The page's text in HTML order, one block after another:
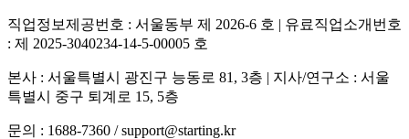
직업정보제공번호 : 서울동부 제 2026-6 호 | 유료직업소개번호
: 제 2025-3040234-14-5-00005 호
본사 : 서울특별시 광진구 능동로 81, 3층 | 지사/연구소 : 서울
특별시 중구 퇴계로 15, 5층
문의 : 1688-7360 / support@starting.kr